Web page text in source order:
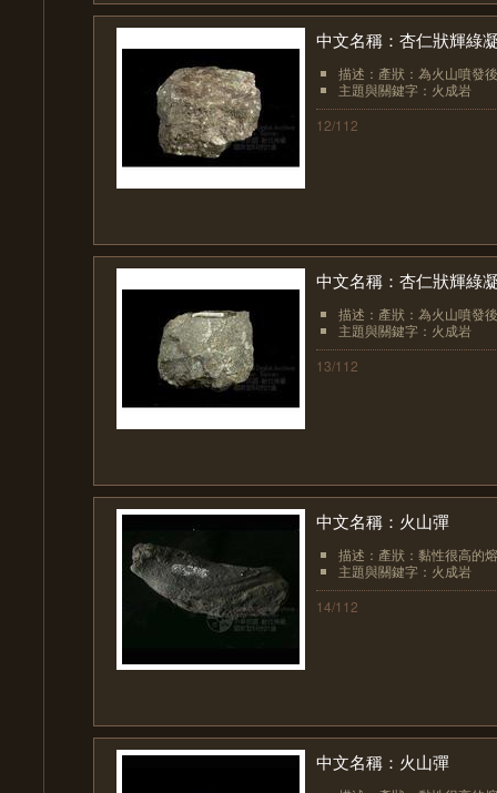
中文名稱：杏仁狀輝綠
描述：產狀：為火山噴發
主題與關鍵字：火成岩
12/112
中文名稱：杏仁狀輝綠
描述：產狀：為火山噴發
主題與關鍵字：火成岩
13/112
中文名稱：火山彈
描述：產狀：黏性很高的
主題與關鍵字：火成岩
14/112
中文名稱：火山彈